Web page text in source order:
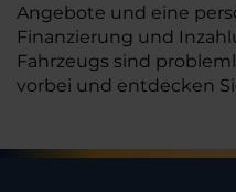
Angebote und eine
Finanzierung und
Fahrzeugs sind
vorbei und entdecken